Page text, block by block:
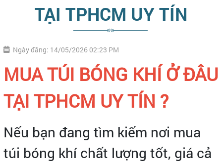
TẠI TPHCM UY TÍN
Ngày đăng: 14/05/2026 02:23 PM
MUA TÚI BÓNG KHÍ Ở ĐÂU
TẠI TPHCM UY TÍN ?
Nếu bạn đang tìm kiếm nơi mua
túi bóng khí chất lượng tốt, giá cả